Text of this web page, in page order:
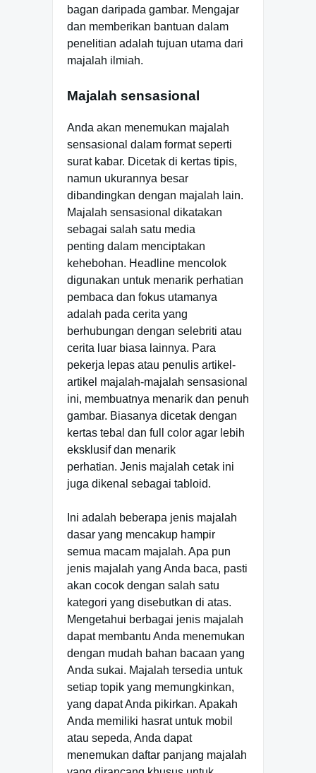
bagan daripada gambar. Mengajar
dan memberikan bantuan dalam
penelitian adalah tujuan utama dari
majalah ilmiah.
Majalah sensasional
Anda akan menemukan majalah
sensasional dalam format seperti
surat kabar. Dicetak di kertas tipis,
namun ukurannya besar
dibandingkan dengan majalah lain.
Majalah sensasional dikatakan
sebagai salah satu media
penting dalam menciptakan
kehebohan. Headline mencolok
digunakan untuk menarik perhatian
pembaca dan fokus utamanya
adalah pada cerita yang
berhubungan dengan selebriti atau
cerita luar biasa lainnya. Para
pekerja lepas atau penulis artikel-
artikel majalah-majalah sensasional
ini, membuatnya menarik dan penuh
gambar. Biasanya dicetak dengan
kertas tebal dan full color agar lebih
eksklusif dan menarik
perhatian. Jenis majalah cetak ini
juga dikenal sebagai tabloid.
Ini adalah beberapa jenis majalah
dasar yang mencakup hampir
semua macam majalah. Apa pun
jenis majalah yang Anda baca, pasti
akan cocok dengan salah satu
kategori yang disebutkan di atas.
Mengetahui berbagai jenis majalah
dapat membantu Anda menemukan
dengan mudah bahan bacaan yang
Anda sukai. Majalah tersedia untuk
setiap topik yang memungkinkan,
yang dapat Anda pikirkan. Apakah
Anda memiliki hasrat untuk mobil
atau sepeda, Anda dapat
menemukan daftar panjang majalah